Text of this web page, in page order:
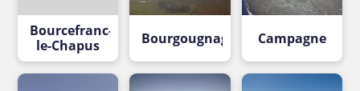
Bourcefranc-
le-Chapus
Bourgougnague Campagne